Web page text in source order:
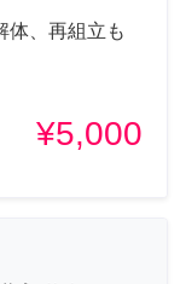
、再組立も
¥5,000